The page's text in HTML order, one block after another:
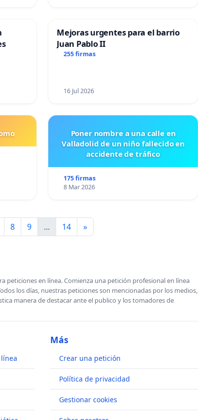
Mejoras urgentes para el barrio
Juan Pablo II
255 firmas
16 Jul 2026
Poner nombre a una calle en
Valladolid de un niño fallecido en
accidente de tráfico
175 firmas
8 Mar 2026
8 9 ... 14 »
peticiones en línea. Comienza una petición profesional en línea
los días, nuestras peticiones son mencionadas por los medios,
manera de destacar ante el publico y los tomadores de
Más
Crear una petición
Política de privacidad
Gestionar cookies